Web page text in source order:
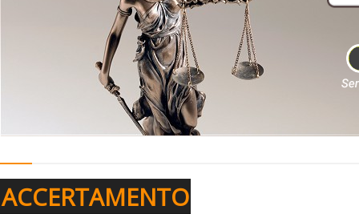
ACCERTAMENTO